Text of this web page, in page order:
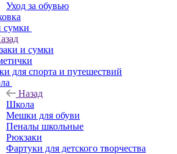
Уход за обувью
сумки
и сумки
для спорта и путешествий
Назад
Школа
Мешки для обуви
Пеналы школьные
Рюкзаки
Фартуки для детского творчества